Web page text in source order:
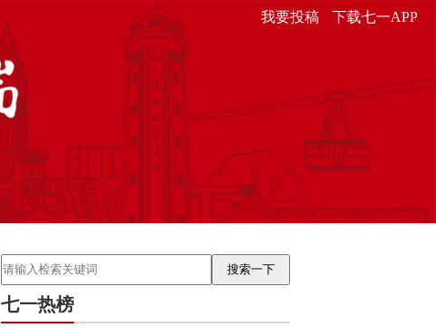
我要投稿 下载七一APP
七一热榜